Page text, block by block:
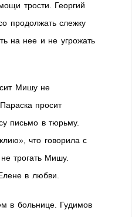
трости. Георгий
продолжать слежку
на нее и не угрожать
Мишу не
просит
письмо в тюрьму.
что говорила с
трогать Мишу.
в любви.
в больнице. Гудимов